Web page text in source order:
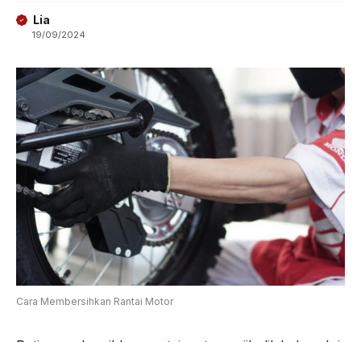
Lia
19/09/2024
Cara Membersihkan Rantai Motor